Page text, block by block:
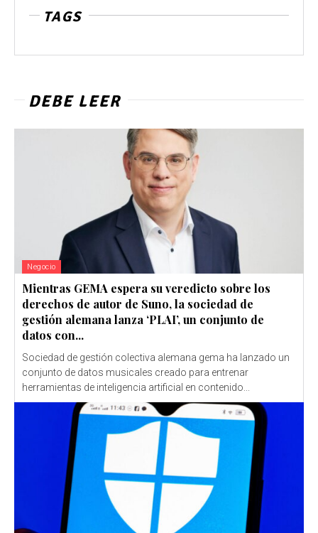
TAGS
DEBE LEER
Negocio
Mientras GEMA espera su veredicto sobre los
derechos de autor de Suno, la sociedad de
gestión alemana lanza ‘PLAI’, un conjunto de
datos con...
Sociedad de gestión colectiva alemana gema ha lanzado un
conjunto de datos musicales creado para entrenar
herramientas de inteligencia artificial en contenido...